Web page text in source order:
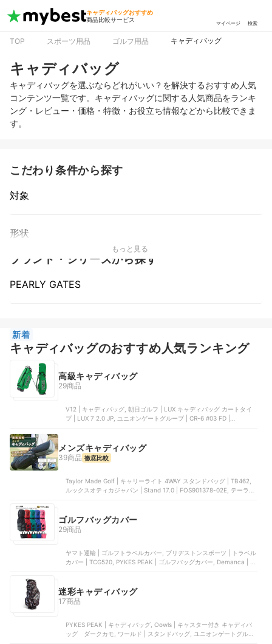
キャディバッグおすすめ
商品比較サービス
マイページ 検索
TOP スポーツ用品 ゴルフ用品 キャディバッグ
キャディバッグ
キャディバッグを選ぶならどれがいい？を解決するおすすめ人気
コンテンツ一覧です。キャディバッグに関する人気商品をランキ
ング・レビュー・価格・特徴・お役立ち情報などから比較できま
す。
こだわり条件から探す
対象
形状
もっと見る
ブランド・シリーズから探す
PEARLY GATES
新着
キャディバッグのおすすめ人気ランキング
高級キャディバッグ
29商品
V12 | キャディバッグ, 朝日ゴルフ | LUX キャディバッグ カートタイ
プ | LUX 7 2.0 JP, ユニオンゲートグループ | CR-6 #03 FD |
メンズキャディバッグ
39商品 徹底比較
Taylor Made Golf | キャリーライト 4WAY スタンドバッグ | TB462,
ルックスオティカジャパン | Stand 17.0 | FOS901378-02E, テーラー
ク | Players 4 Plus ステイドライ スタンドバッグ | TB21SX3
ゴルフバッグカバー
29商品
ヤマト運輸 | ゴルフトラベルカバー, ブリヂストンスポーツ | トラベル
カバー | TCG520, PYKES PEAK | ゴルフバッグカバー, Demanca | ゴ
迷彩キャディバッグ
17商品
PYKES PEAK | キャディバッグ, Oowls | キャスター付き キャディバ
ッグ ダークカモ, ワールド | スタンドバッグ, ユニオンゲートグルー